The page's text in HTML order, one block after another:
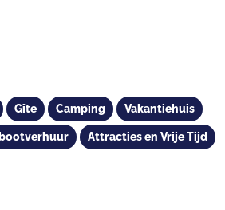
Gîte Camping Vakantiehuis
bootverhuur Attracties en Vrije Tijd